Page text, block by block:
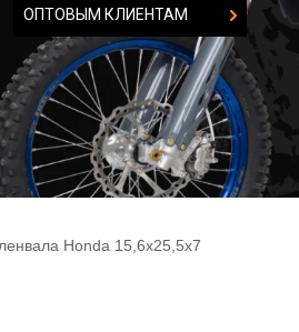
ОПТОВЫМ КЛИЕНТАМ
Honda 15,6x25,5x7